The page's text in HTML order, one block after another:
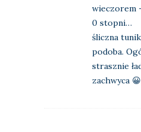
wieczorem
0 stopni…
śliczna
podoba.
strasznie
zachwyca 😀